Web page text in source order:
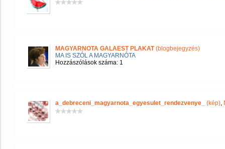
MAGYARNOTA GALAEST PLAKAT(blogbejegyzés)
MA IS SZÓL A MAGYARNÓTA
Hozzászólások száma: 1
a_debreceni_magyarnota_egyesulet_rendezvenye_ (kép),